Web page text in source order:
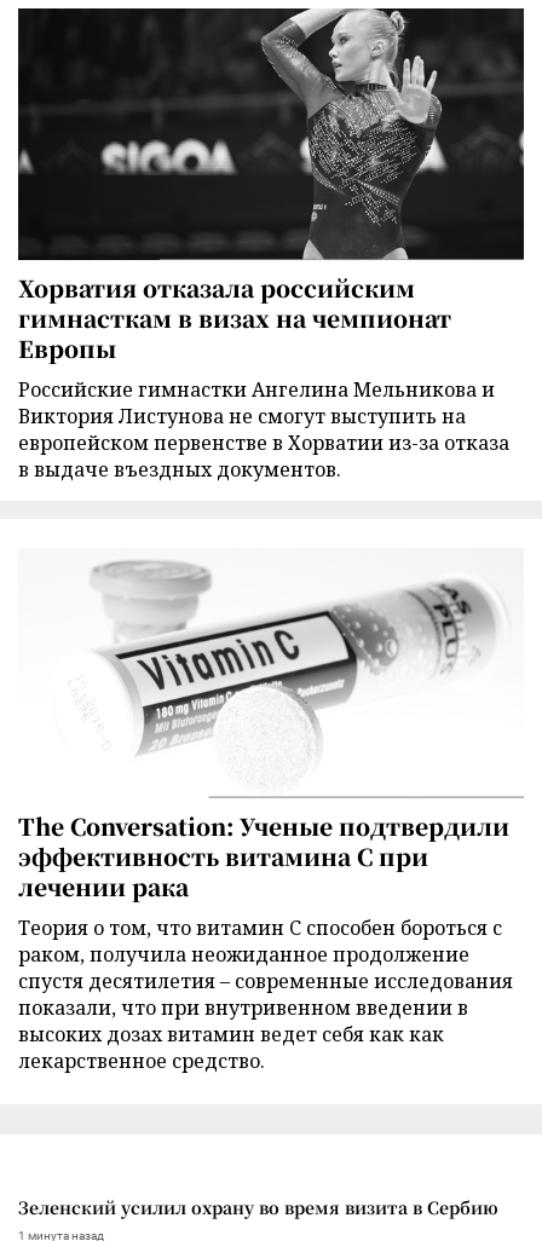
Хорватия отказала российским
гимнасткам в визах на чемпионат
Европы
Российские гимнастки Ангелина Мельникова и
Виктория Листунова не смогут выступить на
европейском первенстве в Хорватии из-за отказа
в выдаче въездных документов.
The Conversation: Ученые подтвердили
эффективность витамина C при
лечении рака
Теория о том, что витамин C способен бороться с
раком, получила неожиданное продолжение
спустя десятилетия – современные исследования
показали, что при внутривенном введении в
высоких дозах витамин ведет себя как как
лекарственное средство.
Зеленский усилил охрану во время визита в Сербию
1 минута назад